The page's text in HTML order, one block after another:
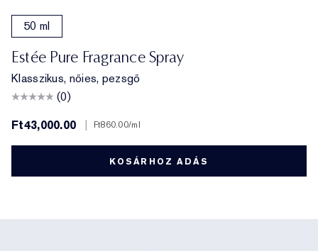
50 ml
Estée Pure Fragrance Spray
Klasszikus, nőies, pezsgő
(0)
Ft43,000.00
Ft860.00/ml
KOSÁRHOZ ADÁS